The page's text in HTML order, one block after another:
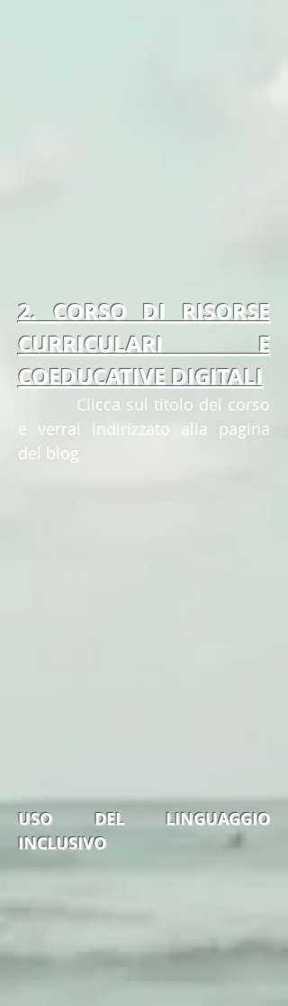
2. CORSO DI RISORSE
CURRICULARI E
COEDUCATIVE DIGITALI
Clicca sul titolo del corso
e verrai indirizzato alla pagina
del blog
USO DEL LINGUAGGIO
INCLUSIVO